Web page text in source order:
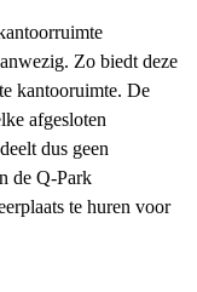
Zo biedt deze
kantooruimte. De
afgesloten
dus geen
de Q-Park
te huren voor